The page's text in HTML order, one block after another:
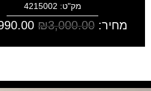
מק"ט: 4215002
מחיר: ₪3,000.00